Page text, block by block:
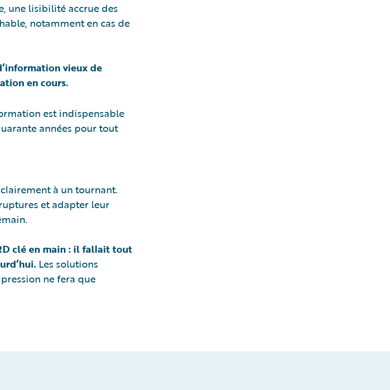
une lisibilité accrue des
notamment en cas de
vieux de
en cours.
est indispensable
années pour tout
clairement à un tournant.
et adapter leur
clé en main : il fallait tout
Les solutions
ne fera que